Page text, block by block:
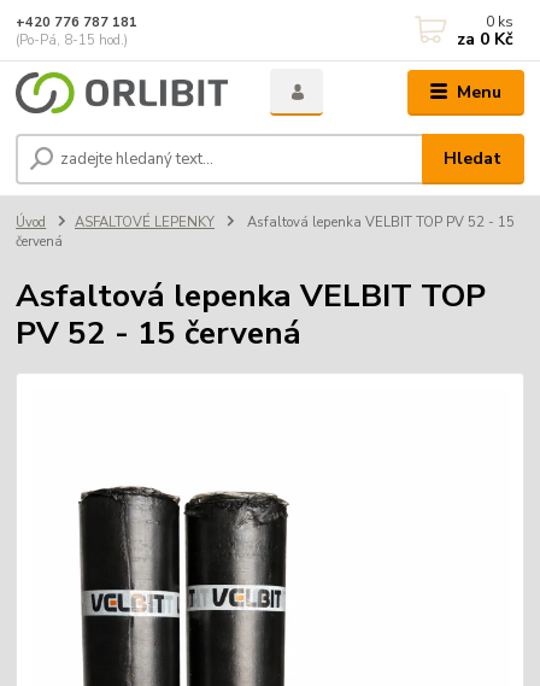
Menu
Hledat
+420 776 787 181
(Po-Pá, 8-15 hod.)
0 ks
za 0 Kč
Úvod ASFALTOVÉ LEPENKY
Asfaltová lepenka VELBIT TOP PV 52 - 15
červená
Asfaltová lepenka VELBIT TOP
PV 52 - 15 červená